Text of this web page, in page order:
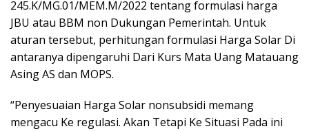
245.K/MG.01/MEM.M/2022 tentang formulasi harga
JBU atau BBM non Dukungan Pemerintah. Untuk
aturan tersebut, perhitungan formulasi Harga Solar Di
antaranya dipengaruhi Dari Kurs Mata Uang Matauang
Asing AS dan MOPS.
“Penyesuaian Harga Solar nonsubsidi memang
mengacu Ke regulasi. Akan Tetapi Ke Situasi Pada ini